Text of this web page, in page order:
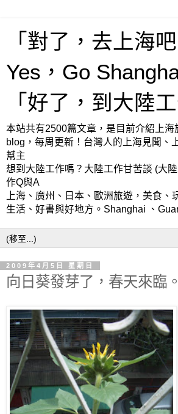
「對了，去上海吧
Yes，Go
「好了，到大陸
本站共有2500篇文章，是目前介紹上海
blog，每周更新！台灣人的上海見聞、
幫主
想到大陸工作嗎？大陸工作甘苦談 (大
作Q與A
上海、廣州、日本、歐洲旅遊，美食、
生活、好書與好地方。Shanghai 、
2009年4月5日 星期日
向日葵發芽了，春天來臨。